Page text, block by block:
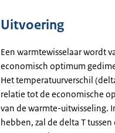
Uitvoering
Een warmtewisselaar wordt
economisch optimum
Het temperatuurverschil
relatie tot de economische
van de warmte-uitwisseling.
hebben, zal de delta T